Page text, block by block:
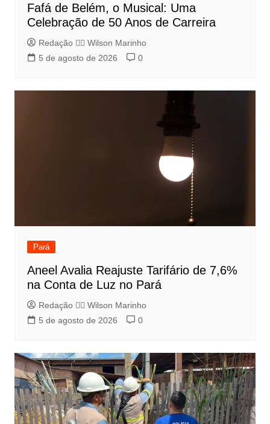
Fafá de Belém, o Musical: Uma
Celebração de 50 Anos de Carreira
Redação 👨‍⚖️​ Wilson Marinho
5 de agosto de 2026
0
Pará
Aneel Avalia Reajuste Tarifário de 7,6%
na Conta de Luz no Pará
Redação 👨‍⚖️​ Wilson Marinho
5 de agosto de 2026
0